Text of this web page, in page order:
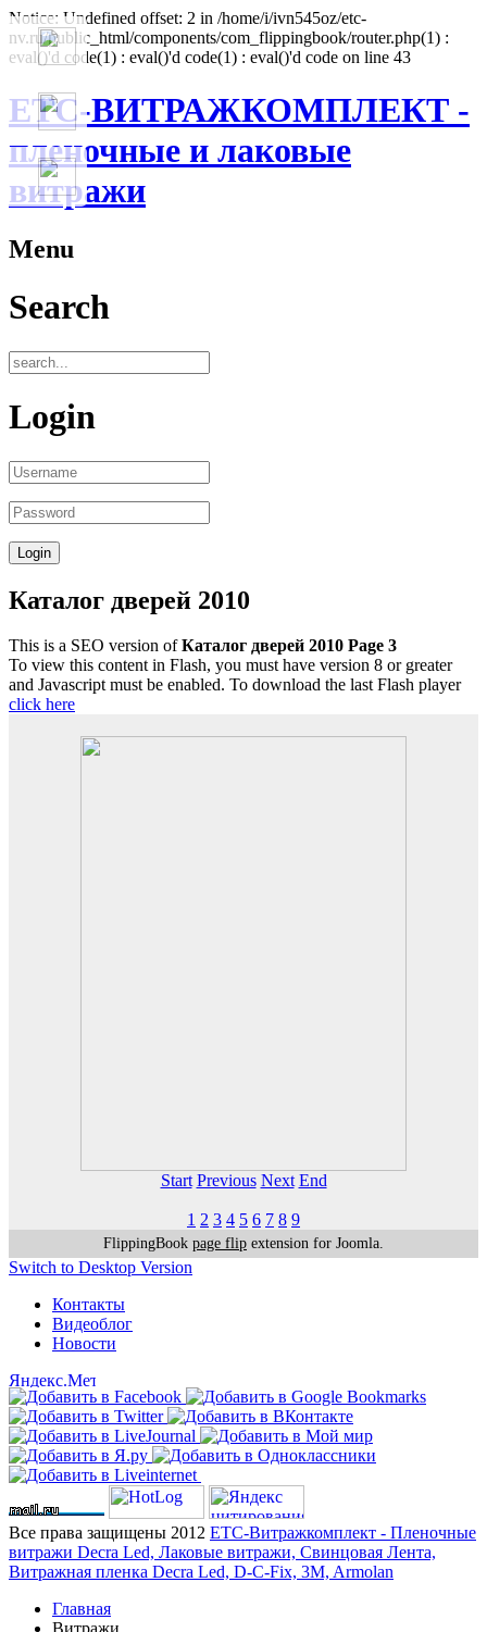
Notice: Undefined offset: 2 in /home/i/ivn545oz/etc-
nv.ru/public_html/components/com_flippingbook/router.php(1) :
eval()'d code(1) : eval()'d code(1) : eval()'d code on line 43
ЕТС-ВИТРАЖКОМПЛЕКТ -
пленочные и лаковые
витражи
Menu
Search
Login
Каталог дверей 2010
This is a SEO version ofКаталог дверей 2010 Page 3
To view this content in Flash, you must have version 8 or greater
and Javascript must be enabled. To download the last Flash player
click here
Start Previous Next End
1 2 3 4 5 6 7 8 9
FlippingBook page flip extension for Joomla.
Switch to Desktop Version
Контакты
Видеоблог
Новости
Все права защищены 2012 ЕТС-Витражкомплект - Пленочные
витражи Decra Led, Лаковые витражи, Свинцовая Лента,
Витражная пленка Decra Led, D-C-Fix, 3M, Armolan
Главная